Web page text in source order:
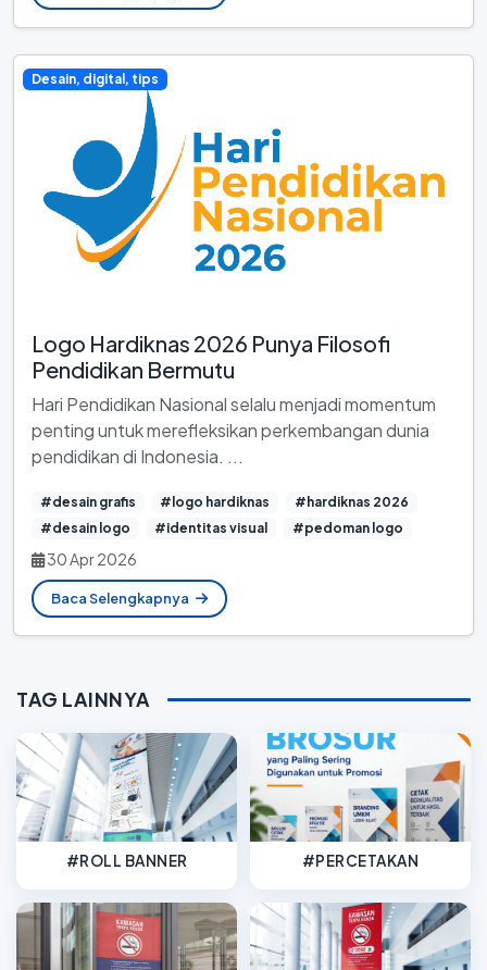
Desain, digital, tips
Logo Hardiknas 2026 Punya Filosofi
Pendidikan Bermutu
Hari Pendidikan Nasional selalu menjadi momentum
penting untuk merefleksikan perkembangan dunia
pendidikan di Indonesia. ...
#desain grafis #logo hardiknas
#hardiknas 2026
#desain logo
#identitas visual #pedoman logo
30 Apr 2026
Baca Selengkapnya
TAG LAINNYA
#ROLL BANNER #PERCETAKAN